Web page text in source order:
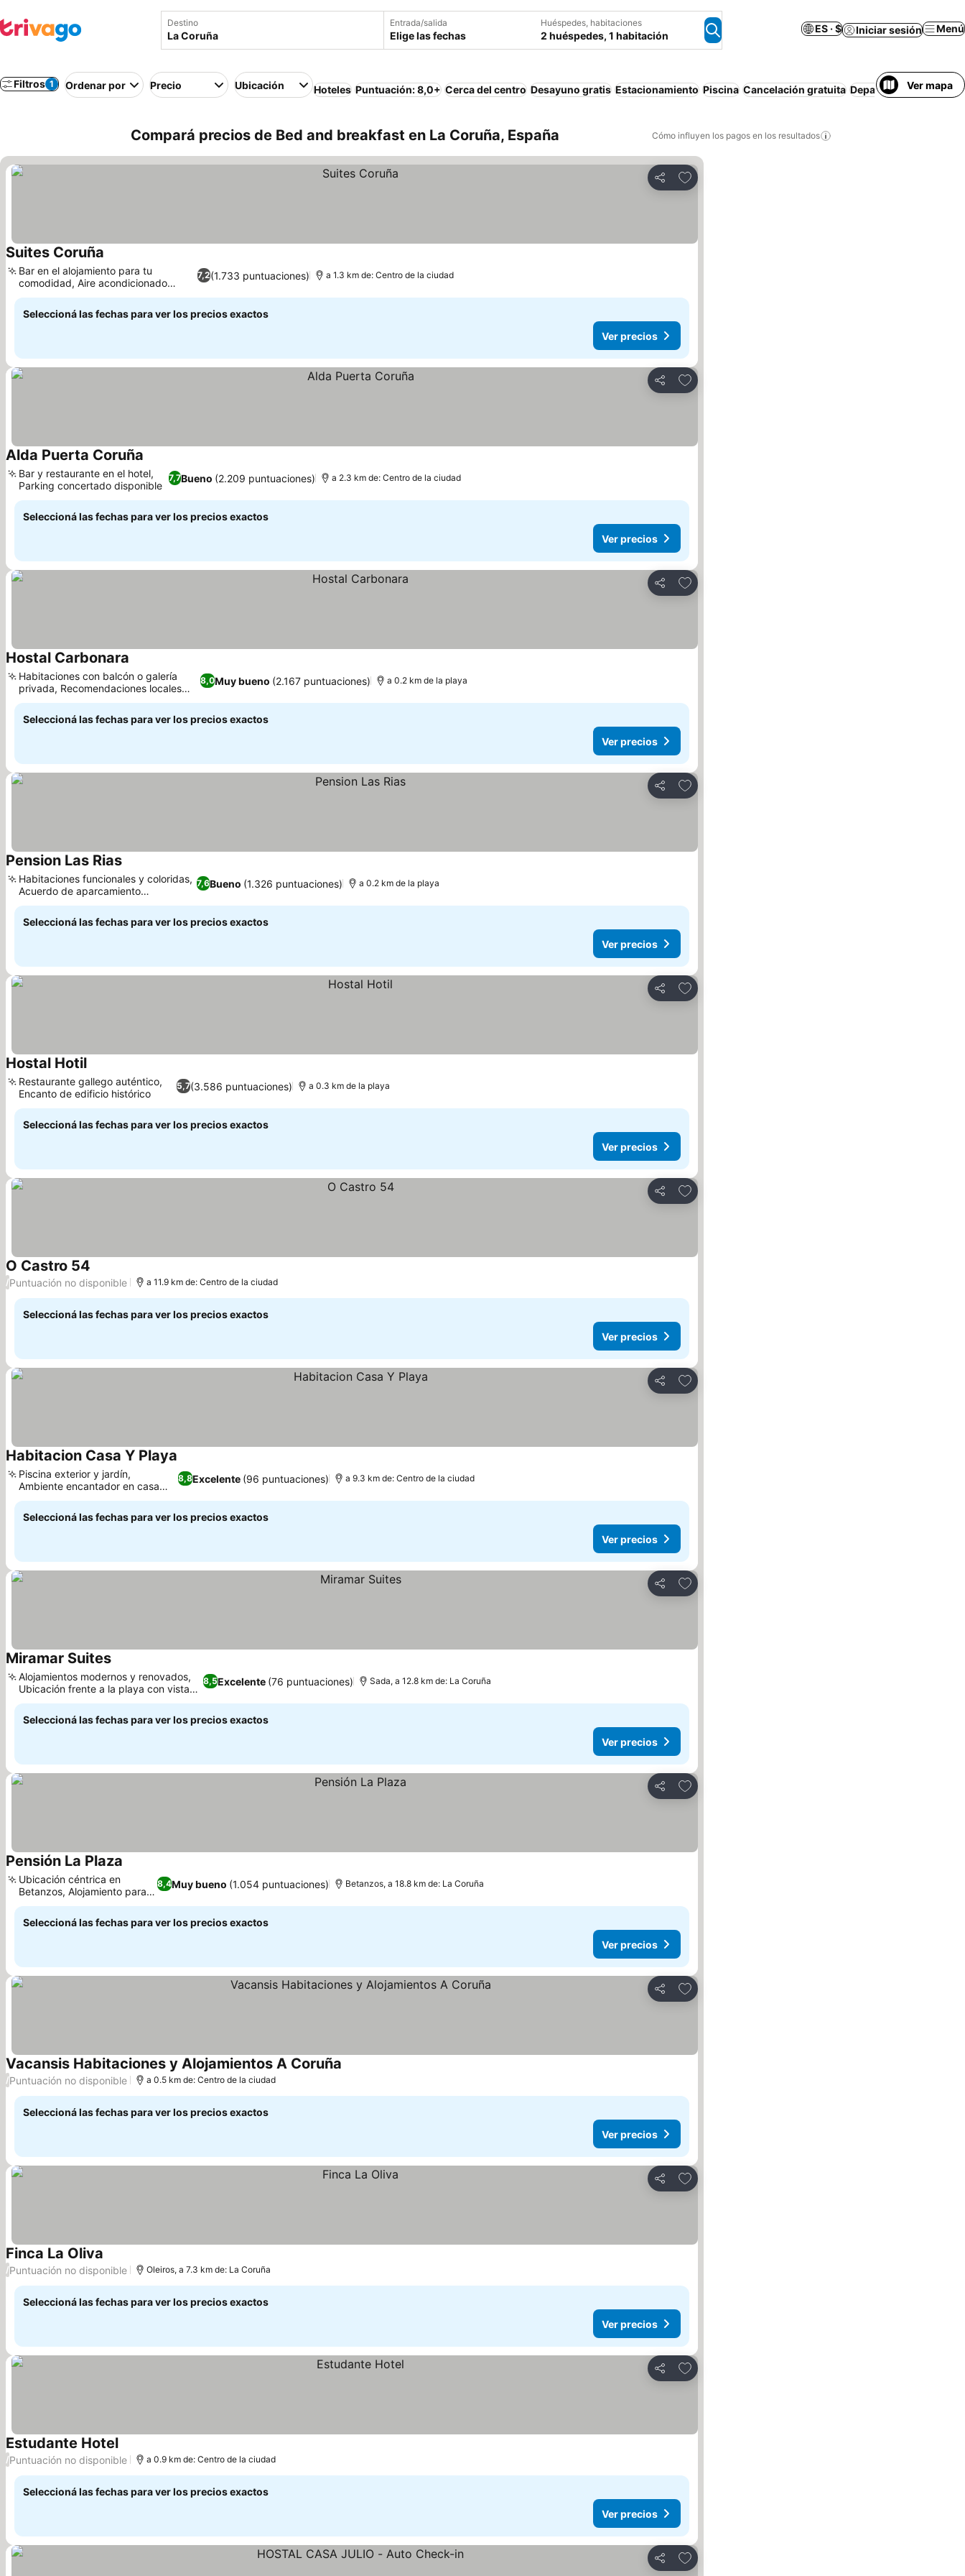
Destino Entrada/salida
Elige las fechas
Huéspedes, habitaciones
2 huéspedes, 1 habitación
ES · $ Iniciar sesión Menú
Filtros 1 Ordenar por Precio Ubicación Hoteles Puntuación: 8,0+ Cerca del centro Desayuno gratis Estacionamiento Piscina Cancelación gratuita DepartamentoVer mapa
Compará precios de Bed and breakfast en La Coruña, España Cómo influyen los pagos en los resultados
Compartir
Añadir a favoritos
Suites Coruña
7,2(1.733 puntuaciones)
Bar en el alojamiento para tu
comodidad, Aire acondicionado
eficiente
a 1.3 km de: Centro de la ciudad
Seleccioná las fechas para ver los precios exactos
Ver precios
Compartir
Añadir a favoritos
Alda Puerta Coruña
7,7Bueno (2.209 puntuaciones)
Bar y restaurante en el hotel,
Parking concertado disponible
a 2.3 km de: Centro de la ciudad
Seleccioná las fechas para ver los precios exactos
Ver precios
Compartir
Añadir a favoritos
Hostal Carbonara
8,0Muy bueno (2.167 puntuaciones)
Habitaciones con balcón o galería
privada, Recomendaciones locales
personalizadas
a 0.2 km de la playa
Seleccioná las fechas para ver los precios exactos
Ver precios
Compartir
Añadir a favoritos
Pension Las Rias
7,6Bueno (1.326 puntuaciones)
Habitaciones funcionales y coloridas,
Acuerdo de aparcamiento
conveniente
a 0.2 km de la playa
Seleccioná las fechas para ver los precios exactos
Ver precios
Compartir
Añadir a favoritos
Hostal Hotil
5,7(3.586 puntuaciones)
Restaurante gallego auténtico,
Encanto de edificio histórico
a 0.3 km de la playa
Seleccioná las fechas para ver los precios exactos
Ver precios
Compartir
Añadir a favoritos
O Castro 54
/Puntuación no disponible a 11.9 km de: Centro de la ciudad
Seleccioná las fechas para ver los precios exactos
Ver precios
Compartir
Añadir a favoritos
Habitacion Casa Y Playa
8,8Excelente (96 puntuaciones)
Piscina exterior y jardín,
Ambiente encantador en casa
restaurada
a 9.3 km de: Centro de la ciudad
Seleccioná las fechas para ver los precios exactos
Ver precios
Compartir
Añadir a favoritos
Miramar Suites
8,5Excelente (76 puntuaciones)
Alojamientos modernos y renovados,
Ubicación frente a la playa con vistas
al mar
Sada, a 12.8 km de: La Coruña
Seleccioná las fechas para ver los precios exactos
Ver precios
Compartir
Añadir a favoritos
Pensión La Plaza
8,4Muy bueno (1.054 puntuaciones)
Ubicación céntrica en
Betanzos, Alojamiento para
familias
Betanzos, a 18.8 km de: La Coruña
Seleccioná las fechas para ver los precios exactos
Ver precios
Compartir
Añadir a favoritos
Vacansis Habitaciones y Alojamientos A Coruña
/Puntuación no disponible a 0.5 km de: Centro de la ciudad
Seleccioná las fechas para ver los precios exactos
Ver precios
Compartir
Añadir a favoritos
Finca La Oliva
/Puntuación no disponible Oleiros, a 7.3 km de: La Coruña
Seleccioná las fechas para ver los precios exactos
Ver precios
Compartir
Añadir a favoritos
Estudante Hotel
/Puntuación no disponible a 0.9 km de: Centro de la ciudad
Seleccioná las fechas para ver los precios exactos
Ver precios
Compartir
Añadir a favoritos